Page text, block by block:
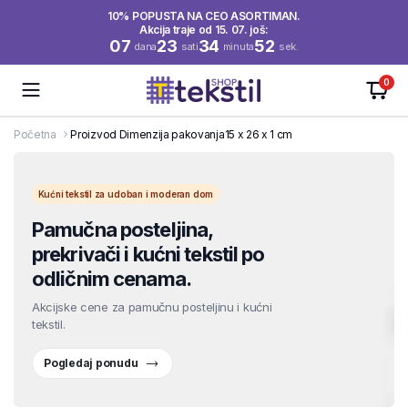
10% POPUSTA NA CEO ASORTIMAN.
Akcija traje od 15. 07. još:
07 dana23 sati34 minuta52 sek.
0
Početna Proizvod Dimenzija pakovanja15 x 26 x 1 cm
Kućni tekstil za udoban i moderan dom
Pamučna posteljina,
prekrivači i kućni tekstil po
odličnim cenama.
Akcijske cene za pamučnu posteljinu i kućni
tekstil.
Pogledaj ponudu